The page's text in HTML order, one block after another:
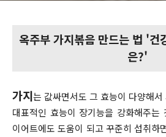
옥주부 가지볶음 만드는 법 '건
은?'
가지는 값싸면서도 그 효능이 다양해
대표적인 효능이 장기능을 강화해주
이어트에도 도움이 되고 꾸준히 섭취하